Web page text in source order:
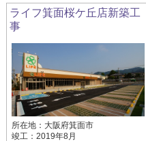
ライフ箕面桜ケ丘店新築工
事
所在地：大阪府箕面市
竣工：2019年8月